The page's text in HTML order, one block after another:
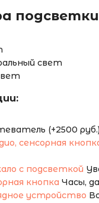
свет
(+2500
Часы,